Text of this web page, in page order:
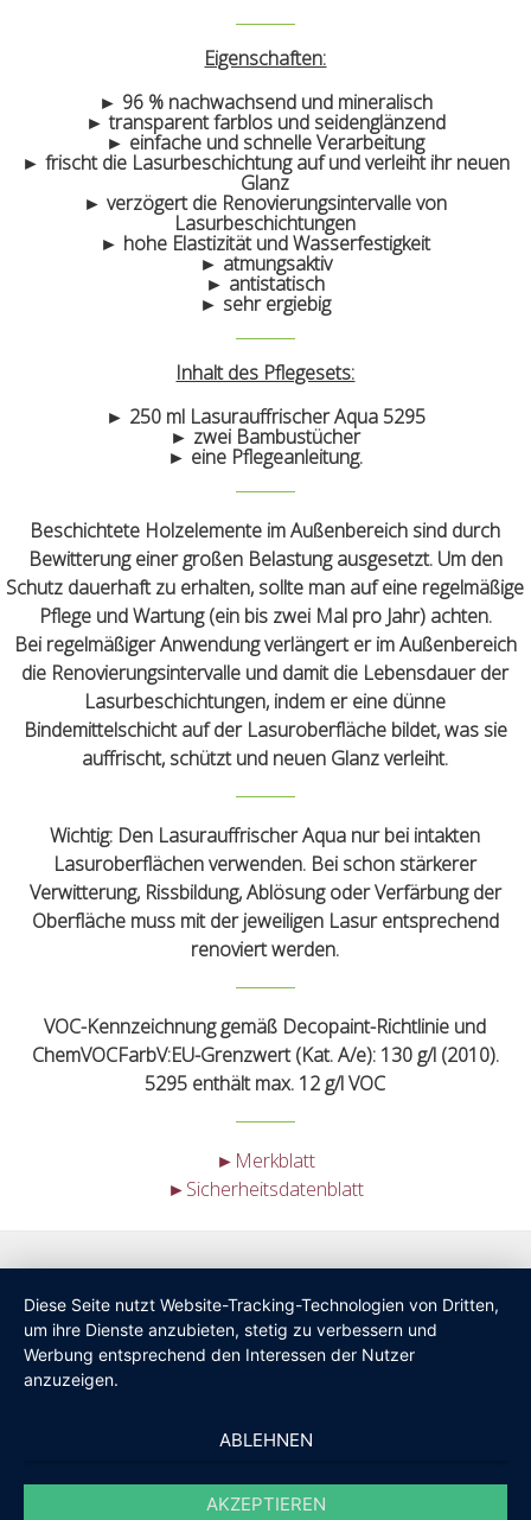
Eigenschaften:
► 96 % nachwachsend und mineralisch
► transparent farblos und seidenglänzend
► einfache und schnelle Verarbeitung
► frischt die Lasurbeschichtung auf und verleiht ihr neuen
Glanz
► verzögert die Renovierungsintervalle von
Lasurbeschichtungen
► hohe Elastizität und Wasserfestigkeit
► atmungsaktiv
► antistatisch
► sehr ergiebig
Inhalt des Pflegesets:
► 250 ml Lasurauffrischer Aqua 5295
► zwei Bambustücher
► eine Pflegeanleitung.
Beschichtete Holzelemente im Außenbereich sind durch
Bewitterung einer großen Belastung ausgesetzt. Um den
Schutz dauerhaft zu erhalten, sollte man auf eine regelmäßige
Pflege und Wartung (ein bis zwei Mal pro Jahr) achten.
Bei regelmäßiger Anwendung verlängert er im Außenbereich
die Renovierungsintervalle und damit die Lebensdauer der
Lasurbeschichtungen, indem er eine dünne
Bindemittelschicht auf der Lasuroberfläche bildet, was sie
auffrischt, schützt und neuen Glanz verleiht.
Wichtig: Den Lasurauffrischer Aqua nur bei intakten
Lasuroberflächen verwenden. Bei schon stärkerer
Verwitterung, Rissbildung, Ablösung oder Verfärbung der
Oberfläche muss mit der jeweiligen Lasur entsprechend
renoviert werden.
VOC-Kennzeichnung gemäß Decopaint-Richtlinie und
ChemVOCFarbV:EU-Grenzwert (Kat. A/e): 130 g/l (2010).
5295 enthält max. 12 g/l VOC
►Merkblatt
►Sicherheitsdatenblatt
Diese Seite nutzt Website-Tracking-Technologien von Dritten,
um ihre Dienste anzubieten, stetig zu verbessern und
Werbung entsprechend den Interessen der Nutzer
anzuzeigen.
ABLEHNEN
AKZEPTIEREN